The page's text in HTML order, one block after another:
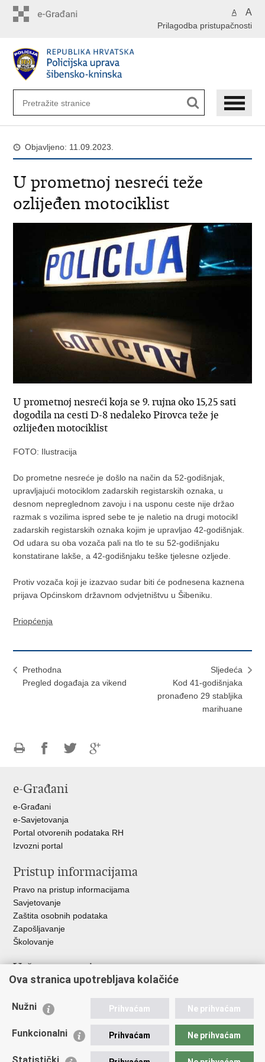
A A
Prilagodba pristupačnosti
Objavljeno: 11.09.2023.
U prometnoj nesreći teže
ozlijeđen motociklist
U prometnoj nesreći koja se 9. rujna oko 15,25 sati
dogodila na cesti D-8 nedaleko Pirovca teže je
ozlijeđen motociklist
FOTO: Ilustracija
Do prometne nesreće je došlo na način da 52-godišnjak,
upravljajući motociklom zadarskih registarskih oznaka, u
desnom nepreglednom zavoju i na usponu ceste nije držao
razmak s vozilima ispred sebe te je naletio na drugi motocikl
zadarskih registarskih oznaka kojim je upravljao 42-godišnjak.
Od udara su oba vozača pali na tlo te su 52-godišnjaku
konstatirane lakše, a 42-godišnjaku teške tjelesne ozljede.
Protiv vozača koji je izazvao sudar biti će podnesena kaznena
prijava Općinskom državnom odvjetništvu u Šibeniku.
Priopćenja
Prethodna
Pregled događaja za vikend
Sljedeća
Kod 41-godišnjaka
pronađeno 29 stabljika
marihuane
FacebookuTwitteru
e-Građani
e-Građani
e-Savjetovanja
Portal otvorenih podataka RH
Izvozni portal
Pristup informacijama
Pravo na pristup informacijama
Savjetovanje
Zaštita osobnih podataka
Zapošljavanje
Školovanje
Važne poveznice
Ministarstvo unutarnjih poslova
Udruge
Policijska akademija
Ova stranica upotrebljava kolačiće
Nužni Prihvaćam Ne prihvaćam
Funkcionalni Prihvaćam Ne prihvaćam